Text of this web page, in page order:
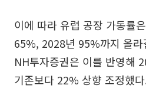
이에 따라 유럽 공장 가동률
65%, 2028년 95%까지 올라
NH투자증권은 이를 반영해
기존보다 22% 상향 조정했